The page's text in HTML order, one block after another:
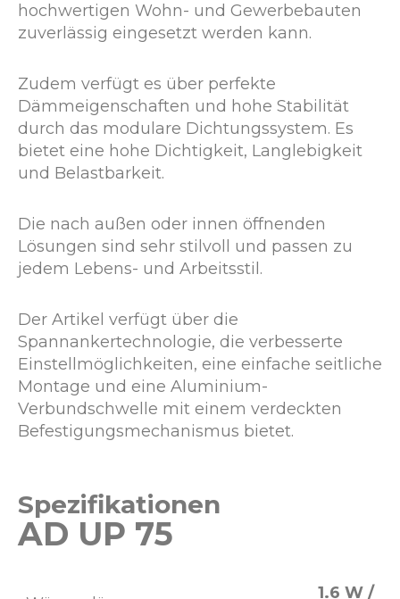
hochwertigen Wohn- und Gewerbebauten
zuverlässig eingesetzt werden kann.
Zudem verfügt es über perfekte
Dämmeigenschaften und hohe Stabilität
durch das modulare Dichtungssystem. Es
bietet eine hohe Dichtigkeit, Langlebigkeit
und Belastbarkeit.
Die nach außen oder innen öffnenden
Lösungen sind sehr stilvoll und passen zu
jedem Lebens- und Arbeitsstil.
Der Artikel verfügt über die
Spannankertechnologie, die verbesserte
Einstellmöglichkeiten, eine einfache seitliche
Montage und eine Aluminium-
Verbundschwelle mit einem verdeckten
Befestigungsmechanismus bietet.
Spezifikationen
AD UP 75
1.6 W /